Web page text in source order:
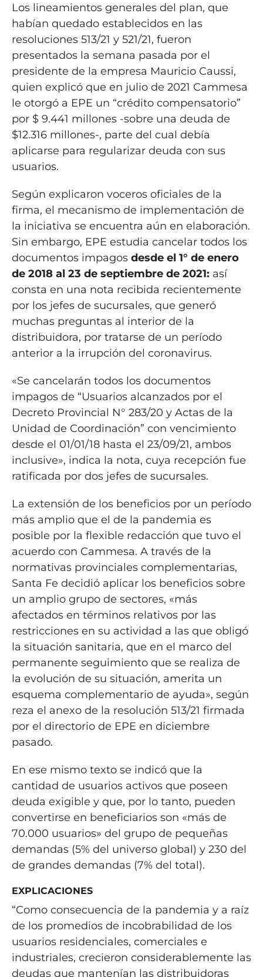
Los lineamientos generales del plan, que
habían quedado establecidos en las
resoluciones 513/21 y 521/21, fueron
presentados la semana pasada por el
presidente de la empresa Mauricio Caussi,
quien explicó que en julio de 2021 Cammesa
le otorgó a EPE un “crédito compensatorio”
por $ 9.441 millones -sobre una deuda de
$12.316 millones-, parte del cual debía
aplicarse para regularizar deuda con sus
usuarios.
Según explicaron voceros oficiales de la
firma, el mecanismo de implementación de
la iniciativa se encuentra aún en elaboración.
Sin embargo, EPE estudia cancelar todos los
documentos impagos desde el 1° de enero
de 2018 al 23 de septiembre de 2021: así
consta en una nota recibida recientemente
por los jefes de sucursales, que generó
muchas preguntas al interior de la
distribuidora, por tratarse de un período
anterior a la irrupción del coronavirus.
«Se cancelarán todos los documentos
impagos de “Usuarios alcanzados por el
Decreto Provincial N° 283/20 y Actas de la
Unidad de Coordinación” con vencimiento
desde el 01/01/18 hasta el 23/09/21, ambos
inclusive», indica la nota, cuya recepción fue
ratificada por dos jefes de sucursales.
La extensión de los beneficios por un período
más amplio que el de la pandemia es
posible por la flexible redacción que tuvo el
acuerdo con Cammesa. A través de la
normativas provinciales complementarias,
Santa Fe decidió aplicar los beneficios sobre
un amplio grupo de sectores, «más
afectados en términos relativos por las
restricciones en su actividad a las que obligó
la situación sanitaria, que en el marco del
permanente seguimiento que se realiza de
la evolución de su situación, amerita un
esquema complementario de ayuda», según
reza el anexo de la resolución 513/21 firmada
por el directorio de EPE en diciembre
pasado.
En ese mismo texto se indicó que la
cantidad de usuarios activos que poseen
deuda exigible y que, por lo tanto, pueden
convertirse en beneficiarios son «más de
70.000 usuarios» del grupo de pequeñas
demandas (5% del universo global) y 230 del
de grandes demandas (7% del total).
EXPLICACIONES
“Como consecuencia de la pandemia y a raíz
de los promedios de incobrabilidad de los
usuarios residenciales, comerciales e
industriales, crecieron considerablemente las
deudas que mantenían las distribuidoras